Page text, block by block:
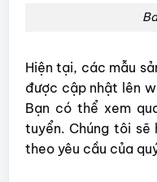
Hiện tại, các mẫu
được cập nhật lên
Bạn có thể xem
tuyển. Chúng tôi
theo yêu cầu của